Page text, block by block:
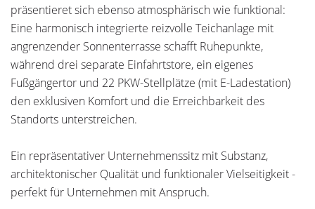
präsentieret sich ebenso atmosphärisch wie funktional:
Eine harmonisch integrierte reizvolle Teichanlage mit
angrenzender Sonnenterrasse schafft Ruhepunkte,
während drei separate Einfahrtstore, ein eigenes
Fußgängertor und 22 PKW-Stellplätze (mit E-Ladestation)
den exklusiven Komfort und die Erreichbarkeit des
Standorts unterstreichen.
Ein repräsentativer Unternehmenssitz mit Substanz,
architektonischer Qualität und funktionaler Vielseitigkeit -
perfekt für Unternehmen mit Anspruch.